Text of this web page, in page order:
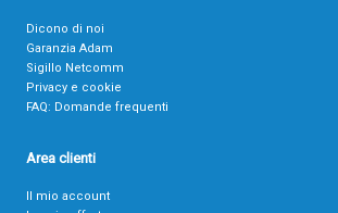
Dicono di noi
Garanzia Adam
Sigillo Netcomm
Privacy e cookie
FAQ: Domande frequenti
Area clienti
Il mio account